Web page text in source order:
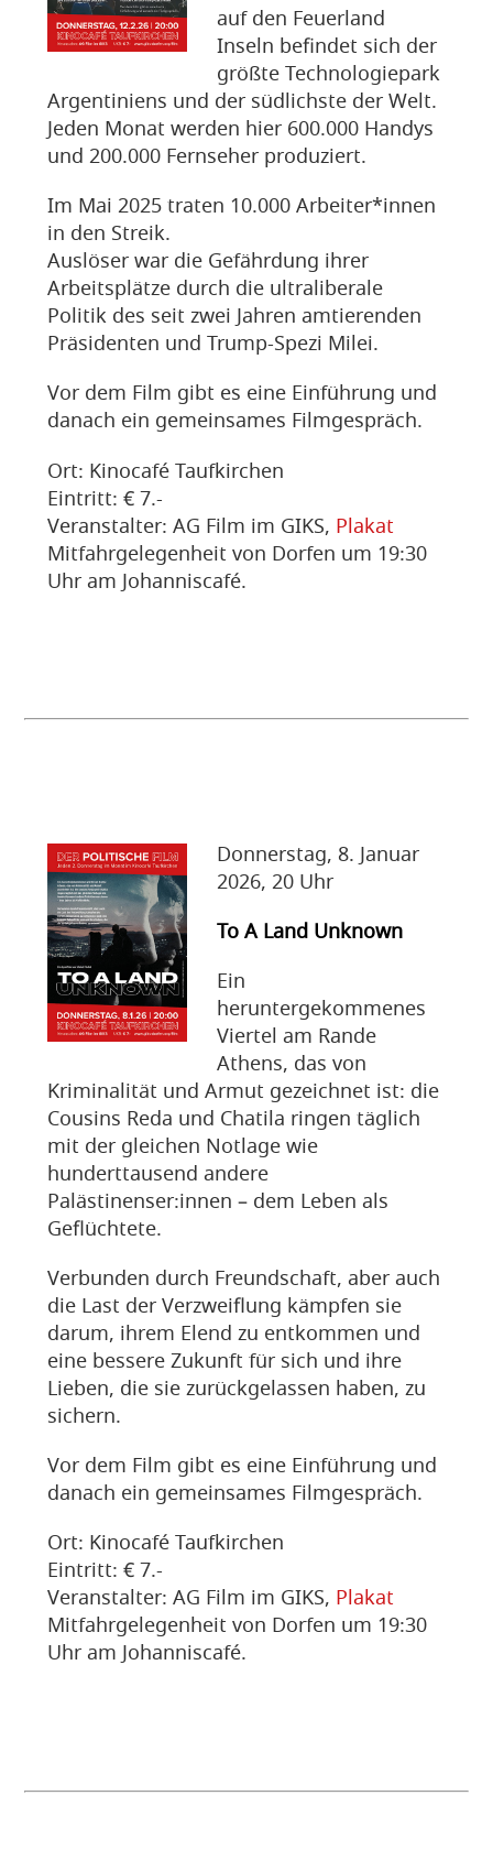
auf den Feuerland
Inseln befindet sich der
größte Technologiepark
Argentiniens und der südlichste der Welt.
Jeden Monat werden hier 600.000 Handys
und 200.000 Fernseher produziert.
Im Mai 2025 traten 10.000 Arbeiter*innen
in den Streik.
Auslöser war die Gefährdung ihrer
Arbeitsplätze durch die ultraliberale
Politik des seit zwei Jahren amtierenden
Präsidenten und Trump-Spezi Milei.
Vor dem Film gibt es eine Einführung und
danach ein gemeinsames Filmgespräch.
Ort: Kinocafé Taufkirchen
Eintritt: € 7.-
Veranstalter: AG Film im GIKS, Plakat
Mitfahrgelegenheit von Dorfen um 19:30
Uhr am Johanniscafé.
Donnerstag, 8. Januar
2026, 20 Uhr
To A Land Unknown
Ein
heruntergekommenes
Viertel am Rande
Athens, das von
Kriminalität und Armut gezeichnet ist: die
Cousins Reda und Chatila ringen täglich
mit der gleichen Notlage wie
hunderttausend andere
Palästinenser:innen – dem Leben als
Geflüchtete.
Verbunden durch Freundschaft, aber auch
die Last der Verzweiflung kämpfen sie
darum, ihrem Elend zu entkommen und
eine bessere Zukunft für sich und ihre
Lieben, die sie zurückgelassen haben, zu
sichern.
Vor dem Film gibt es eine Einführung und
danach ein gemeinsames Filmgespräch.
Ort: Kinocafé Taufkirchen
Eintritt: € 7.-
Veranstalter: AG Film im GIKS, Plakat
Mitfahrgelegenheit von Dorfen um 19:30
Uhr am Johanniscafé.